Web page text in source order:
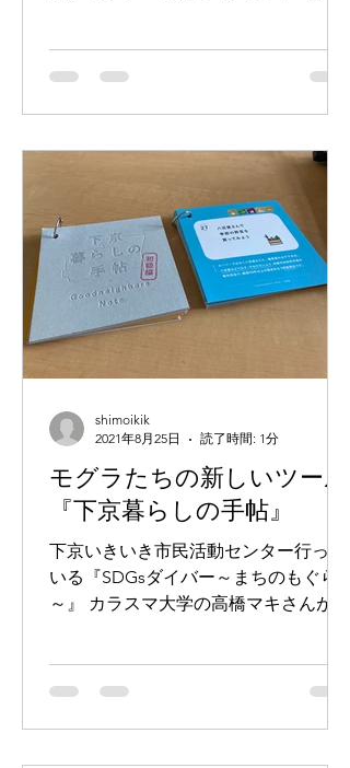
隈をフィールドワークしてきました。
ん”。...
モグラたちの新しいツール
『下京暮らしの手帖』
下京いきいき市民活動センター行って
いる『SDGsダイバー～まちのもぐら
～』 カラスマ大学の高橋マキさんが制
れからフィールドワークに行きます。
shimoikik
2021年8月25日
読了時間: 1分